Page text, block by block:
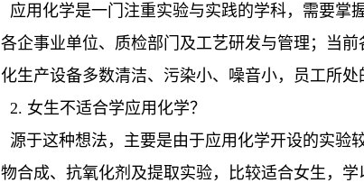
应用化学是一门注重实验与实践的学科，需要掌
各企事业单位、质检部门及工艺研发与管理；当
化生产设备多数清洁、污染小、噪音小，员工所
2. 女生不适合学应用化学？
源于这种想法，主要是由于应用化学开设的实验
物合成、抗氧化剂及提取实验，比较适合女生，